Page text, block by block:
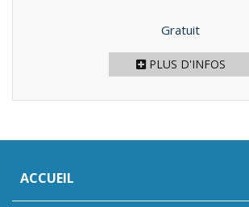
Prix
Gratuit
PLUS D'INFOS
ACCUEIL